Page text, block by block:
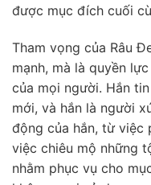
được mục đích cuối
Tham vọng của Râu
mạnh, mà là quyền
của mọi người. Hắn
mới, và hắn là người
động của hắn, từ việc
việc chiêu mộ những
nhằm phục vụ cho